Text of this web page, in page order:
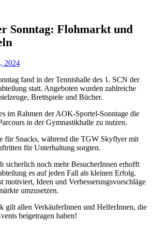
Sonntag: Flohmarkt und
2024
fand in der Tennishalle des 1. SCN der
statt. Angeboten wurden zahlreiche
Brettspiele und Bücher.
im Rahmen der AOK-Sportel-Sonntage die
in der Gymnastikhalle zu nutzen.
für Snacks, während die TGW Skyflyer mit
für Unterhaltung sorgten.
sicherlich noch mehr BesucherInnen erhofft
es auf jeden Fall als kleinen Erfolg.
motiviert, Ideen und Verbesserungsvorschläge
umzusetzen.
gilt allen VerkäuferInnen und HelferInnen, die
beigetragen haben!